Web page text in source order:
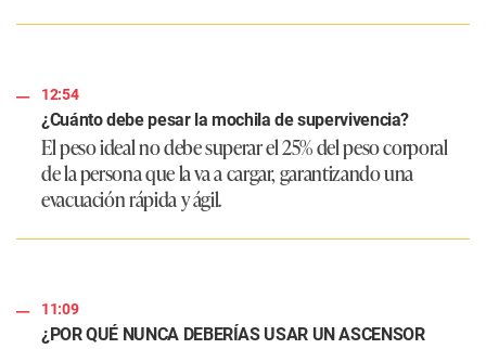
12:54
¿Cuánto debe pesar la mochila de supervivencia?
El peso ideal no debe superar el 25% del peso corporal
de la persona que la va a cargar, garantizando una
evacuación rápida y ágil.
11:09
¿POR QUÉ NUNCA DEBERÍAS USAR UN ASCENSOR